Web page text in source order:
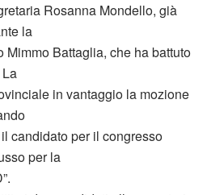
Rosanna Mondello, già
la
Battaglia, che ha battuto
in vantaggio la mozione
candidato per il congresso
per la